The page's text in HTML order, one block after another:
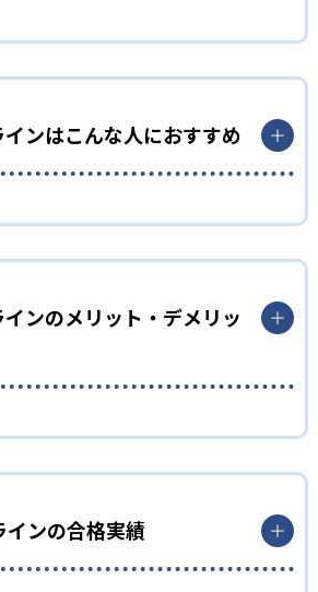
ットをし、塾では小テストを通してア
た教材を使用するため、自力でもでき
場合によっては高校生が小学生の教材を使
で知識を得ることを続けることで、生
教えてしまうと、勉強が捗るように見え
何もできないようになりがち。家でも一
考え方を中心に指導し、効率的な勉強法
葉選びや接し方を変えている。生徒一
導を行うことで、講師と合わないという
ンはこんな人におすすめ
替可能。曜日・時間を変更しても、担
して指導を受けられるため安心。
せてカリキュラムを作成してもらえる。
高校生
受験勉強を進めたい人におすすめ
て勉強を続けられるモチベーションを維
いる。カリキュラムは一人ひとりに合
ンのメリット・デメリッ
を行う。それぞれのタイプに最適なコミ
てくれるので、モチベーションを維持でき
インの合格実績